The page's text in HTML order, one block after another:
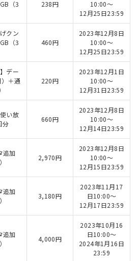
（3
238円
10:00～
12月25日23:59
クン
（3
460円
2023年12月8日
10:00～
12月25日23:59
デー
＋通
220円
2023年12月1日
10:00～
12月31日23:59
い放
分
660円
2023年12月8日
10:00～
12月14日23:59
追加
2,970円
2023年12月8日
10:00～
12月15日23:59
追加
3,180円
2023年11月17
日10:00～
12月17日23:59
追加
4,000円
2023年10月16
日10:00～
2024年1月16日
23:59